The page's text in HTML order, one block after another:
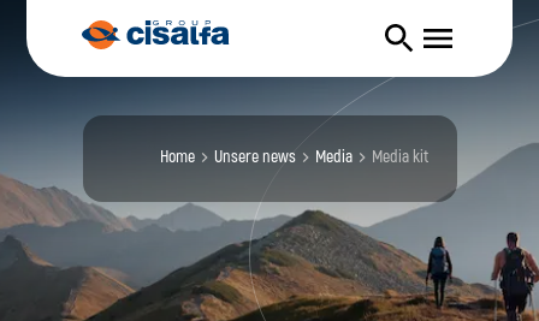
Home unsere news media media kit